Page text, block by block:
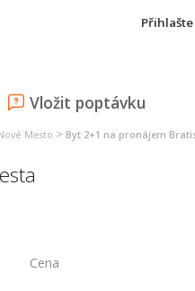
Přihlašte
Vložit poptávku
Mesto > Byt 2+1 na pronájem
Cena